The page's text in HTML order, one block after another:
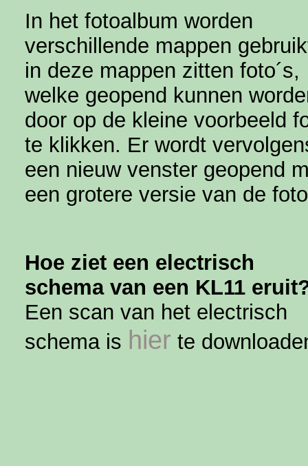
In het fotoalbum worden
verschillende mappen
in deze mappen zitten foto´s,
welke geopend kunnen
door op de kleine voorbeeld
te klikken. Er wordt
een nieuw venster geopend
een grotere versie van de
Hoe ziet een electrisch
schema van een KL11
Een scan van het electrisch
schema is hier te